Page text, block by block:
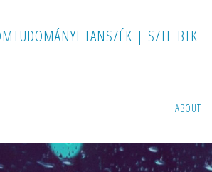
MTUDOMÁNYI TANSZÉK | SZTE BTK
ABOUT